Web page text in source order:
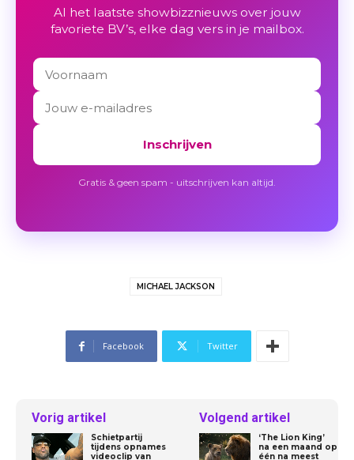
Al het laatste showbizznieuws over jouw
favoriete BV’s, elke dag vers in je mailbox.
Inschrijven
Gratis & geen spam - uitschrijven kan altijd.
MICHAEL JACKSON
Facebook Twitter
Vorig artikel
Schietpartij
tijdens opnames
videoclip van
Volgend artikel
‘The Lion King’
na een maand op
één na meest